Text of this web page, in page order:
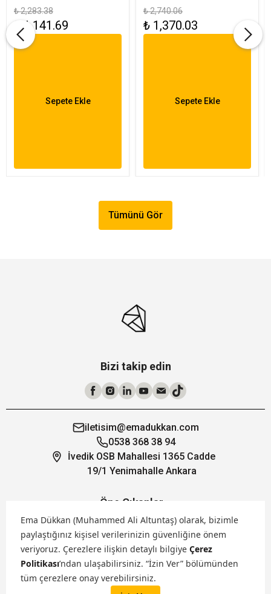
Ema Dükkan (Muhammed Ali Altuntaş) olarak, bizimle
paylaştığınız kişisel verilerinizin güvenliğine önem
veriyoruz. Çerezlere ilişkin detaylı bilgiye Çerez
Politikası’ndan ulaşabilirsiniz. “İzin Ver” bölümünden
tüm çerezlere onay verebilirsiniz.
Armatür 15W FL-3283
₺ 2,283.38
₺ 1,141.69
Sepete Ekle
Aydınlatma Armatürü FL-
3284
₺ 2,740.06
₺ 1,370.03
Sepete Ekle
Tümünü Gör
Bizi takip edin
iletisim@emadukkan.com
0538 368 38 94
İvedik OSB Mahallesi 1365 Cadde
19/1 Yenimahalle Ankara
Öne Çıkanlar
Hakkımızda
Markalarımız